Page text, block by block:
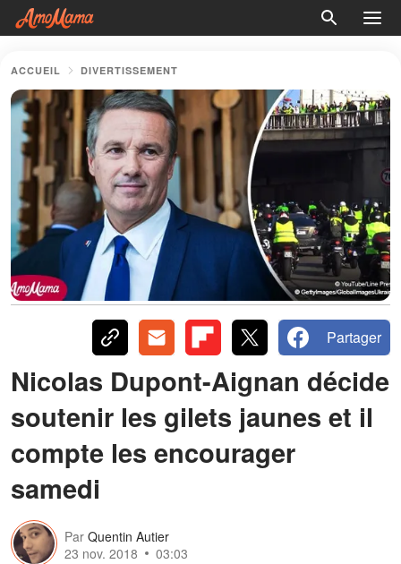
ACCUEIL DIVERTISSEMENT
Partager
Nicolas Dupont-Aignan décide
soutenir les gilets jaunes et il
compte les encourager
samedi
Par Quentin Autier
23 nov. 2018
03:03